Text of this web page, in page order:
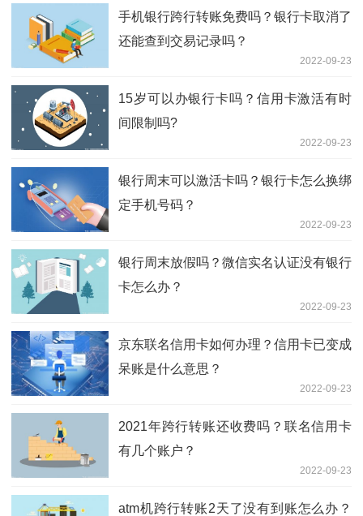
手机银行跨行转账免费吗？银行卡取消了
还能查到交易记录吗？
2022-09-23
15岁可以办银行卡吗？信用卡激活有时
间限制吗?
2022-09-23
银行周末可以激活卡吗？银行卡怎么换绑
定手机号码？
2022-09-23
银行周末放假吗？微信实名认证没有银行
卡怎么办？
2022-09-23
京东联名信用卡如何办理？信用卡已变成
呆账是什么意思？
2022-09-23
2021年跨行转账还收费吗？联名信用卡
有几个账户？
2022-09-23
atm机跨行转账2天了没有到账怎么办？